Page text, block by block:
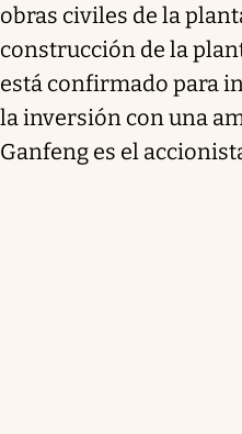
obras civiles de la
construcción de la
está confirmado para
la inversión con una
Ganfeng es el